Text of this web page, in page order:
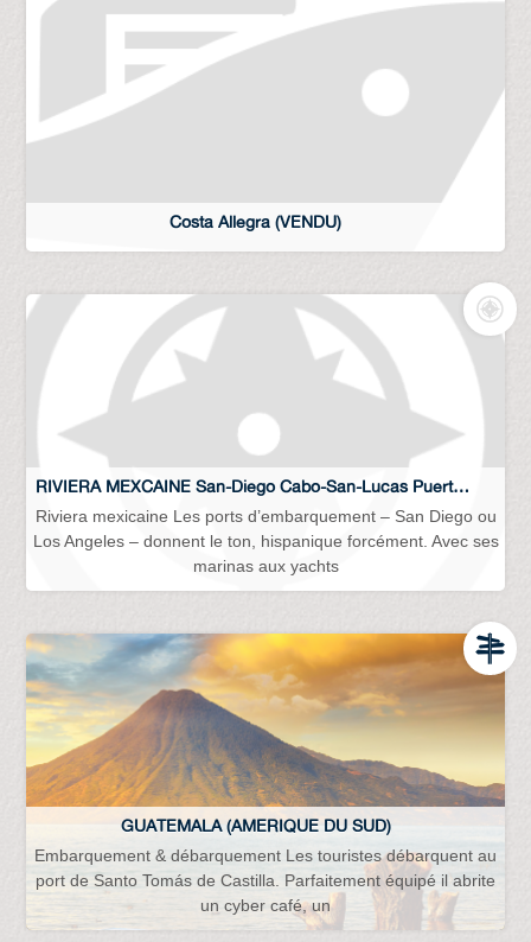
Costa Allegra (VENDU)
RIVIERA MEXCAINE San-Diego Cabo-San-Lucas Puerto-Vallarta Acapulco Los-Angeles…
Riviera mexicaine Les ports d’embarquement – San Diego ou
Los Angeles – donnent le ton, hispanique forcément. Avec ses
marinas aux yachts
GUATEMALA (AMERIQUE DU SUD)
Embarquement & débarquement Les touristes débarquent au
port de Santo Tomás de Castilla. Parfaitement équipé il abrite
un cyber café, un